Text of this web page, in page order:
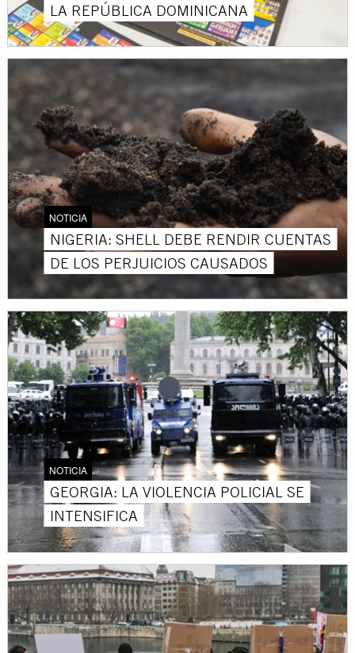
LA REPÚBLICA DOMINICANA
NOTICIA
NIGERIA: SHELL DEBE RENDIR CUENTAS
DE LOS PERJUICIOS CAUSADOS
NOTICIA
GEORGIA: LA VIOLENCIA POLICIAL SE
INTENSIFICA